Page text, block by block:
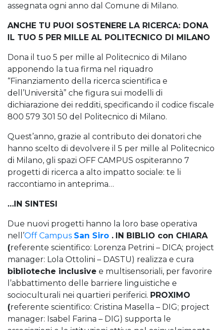
assegnata ogni anno dal Comune di Milano.
ANCHE TU PUOI SOSTENERE LA RICERCA: DONA
IL TUO 5 PER MILLE AL POLITECNICO DI MILANO
Dona il tuo 5 per mille al Politecnico di Milano
apponendo la tua firma nel riquadro
“Finanziamento della ricerca scientifica e
dell’Università” che figura sui modelli di
dichiarazione dei redditi, specificando il codice fiscale
800 579 301 50 del Politecnico di Milano.
Quest’anno, grazie al contributo dei donatori che
hanno scelto di devolvere il 5 per mille al Politecnico
di Milano, gli spazi OFF CAMPUS ospiteranno 7
progetti di ricerca a alto impatto sociale: te li
raccontiamo in anteprima…
…IN SINTESI
Due nuovi progetti hanno la loro base operativa
nell’Off Campus San Siro . IN BIBLIO con CHIARA
(referente scientifico: Lorenza Petrini – DICA; project
manager: Lola Ottolini – DASTU) realizza e cura
biblioteche inclusive e multisensoriali, per favorire
l’abbattimento delle barriere linguistiche e
socioculturali nei quartieri periferici. PROXIMO
(referente scientifico: Cristina Masella – DIG; project
manager: Isabel Farina – DIG) supporta le